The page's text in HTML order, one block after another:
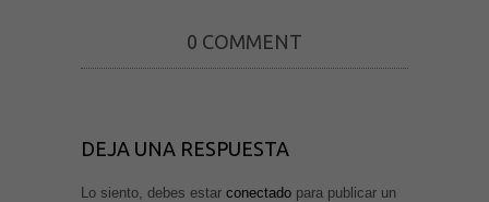
0 COMMENT
DEJA UNA RESPUESTA
Lo siento, debes estar conectado para publicar un
posibilidad de